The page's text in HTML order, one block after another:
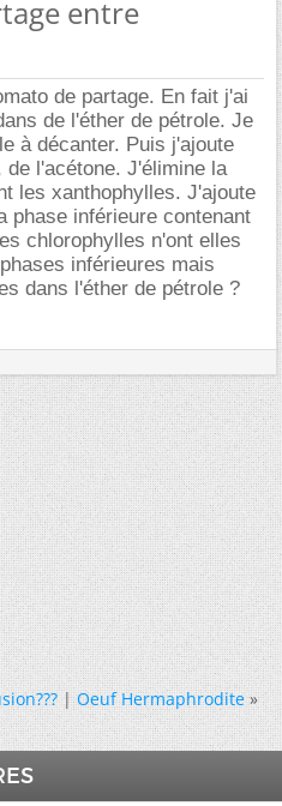
entre
de partage. En fait j'ai
de l'éther de pétrole. Je
à décanter. Puis j'ajoute
l'acétone. J'élimine la
les xanthophylles. J'ajoute
phase inférieure contenant
chlorophylles n'ont elles
inférieures mais
dans l'éther de pétrole ?
|Oeuf Hermaphrodite »